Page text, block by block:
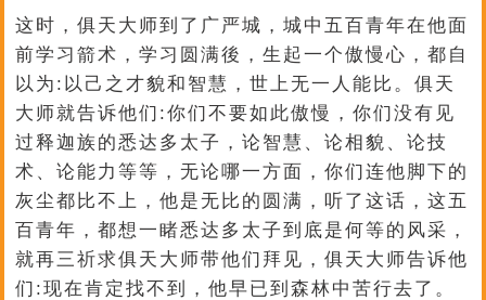
这时，俱天大师到了广严城，城中五百青年在他面
前学习箭术，学习圆满後，生起一个傲慢心，都自
以为:以己之才貌和智慧，世上无一人能比。俱天
大师就告诉他们:你们不要如此傲慢，你们没有见
过释迦族的悉达多太子，论智慧、论相貌、论技
术、论能力等等，无论哪一方面，你们连他脚下的
灰尘都比不上，他是无比的圆满，听了这话，这五
百青年，都想一睹悉达多太子到底是何等的风采，
就再三祈求俱天大师带他们拜见，俱天大师告诉他
们:现在肯定找不到，他早已到森林中苦行去了。